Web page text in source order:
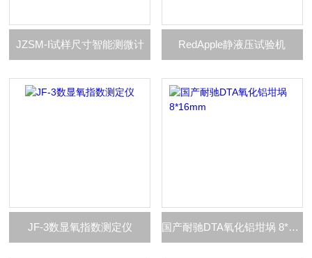
JZSM-I试样尺寸智能测微计 RedApple静液压试验机
JF-3数显氧指数测定仪 国产耐驰DTA氧化铝坩埚 8*16mm